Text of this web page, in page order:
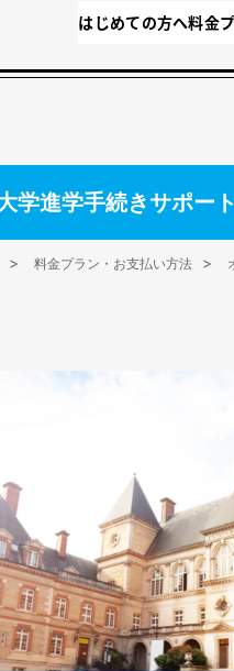
はじめての方へ料金
学進学手続きサポー
料金プラン・お支払い方法